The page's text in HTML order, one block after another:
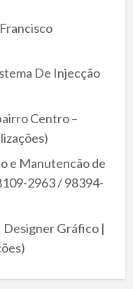
De Injecção
Centro –
e Manutencão de
2963 / 98394-
Designer Gráfico |